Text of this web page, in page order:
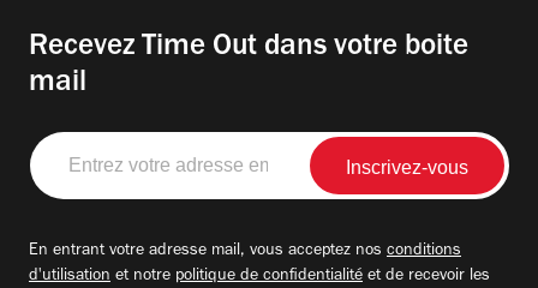
Recevez Time Out dans votre boite
mail
Entrez
votre
adresse
En entrant votre adresse mail, vous acceptez nos conditions
d'utilisation et notre politique de confidentialité et de recevoir les